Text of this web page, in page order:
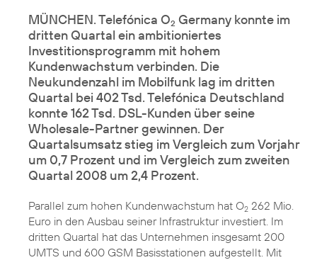
MÜNCHEN. Telefónica O2 Germany konnte im
dritten Quartal ein ambitioniertes
Investitionsprogramm mit hohem
Kundenwachstum verbinden. Die
Neukundenzahl im Mobilfunk lag im dritten
Quartal bei 402 Tsd. Telefónica Deutschland
konnte 162 Tsd. DSL-Kunden über seine
Wholesale-Partner gewinnen. Der
Quartalsumsatz stieg im Vergleich zum Vorjahr
um 0,7 Prozent und im Vergleich zum zweiten
Quartal 2008 um 2,4 Prozent.
Parallel zum hohen Kundenwachstum hat O2 262 Mio.
Euro in den Ausbau seiner Infrastruktur investiert. Im
dritten Quartal hat das Unternehmen insgesamt 200
UMTS und 600 GSM Basisstationen aufgestellt. Mit